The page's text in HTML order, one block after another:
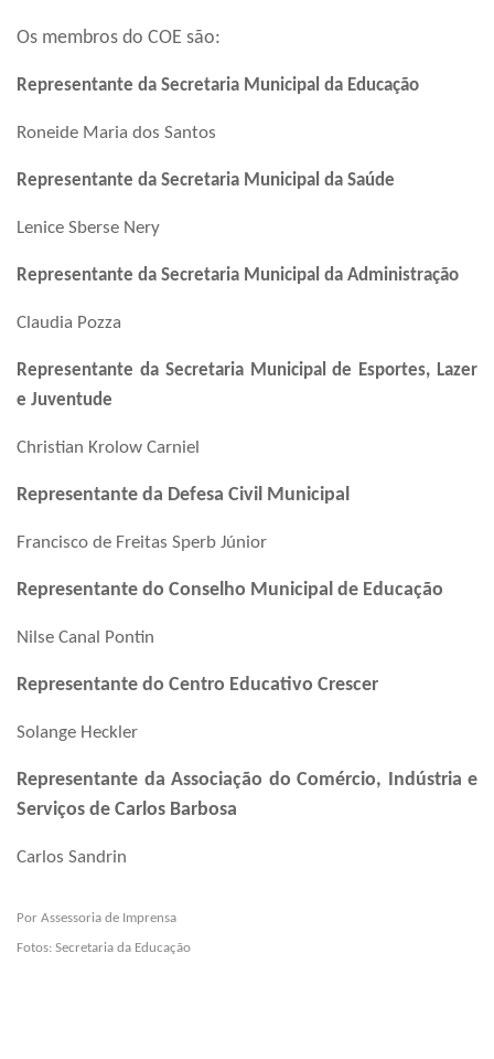
Os membros do COE são:
Representante da Secretaria Municipal da Educação
Roneide Maria dos Santos
Representante da Secretaria Municipal da Saúde
Lenice Sberse Nery
Representante da Secretaria Municipal da Administração
Claudia Pozza
Representante da Secretaria Municipal de Esportes, Lazer
e Juventude
Christian Krolow Carniel
Representante da Defesa Civil Municipal
Francisco de Freitas Sperb Júnior
Representante do Conselho Municipal de Educação
Nilse Canal Pontin
Representante do Centro Educativo Crescer
Solange Heckler
Representante da Associação do Comércio, Indústria e
Serviços de Carlos Barbosa
Carlos Sandrin
Por Assessoria de Imprensa
Fotos: Secretaria da Educação